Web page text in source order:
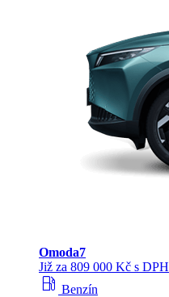
Omoda7
Již za 809 000 Kč s DPH
local_gas_station Benzín